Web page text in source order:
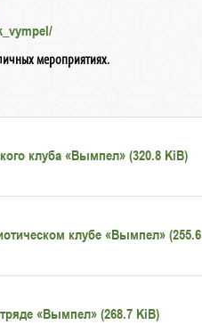
мероприятиях.
клуба «Вымпел» (320.8 KiB)
клубе «Вымпел»
«Вымпел» (268.7 KiB)